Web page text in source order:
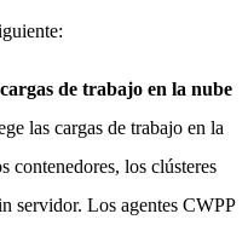
de trabajo en la nube
las cargas de trabajo en la
contenedores, los clústeres
servidor. Los agentes CWPP